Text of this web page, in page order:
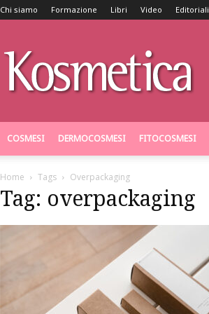
Chi siamo Formazione Libri Video Editoriali
COSMESI DERMOCOSMESI FITOCOSMESI
Home Tags Overpackaging
Tag: overpackaging